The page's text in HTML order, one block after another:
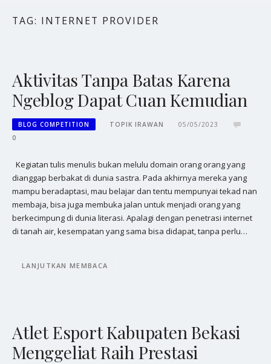
TAG: INTERNET PROVIDER
Aktivitas Tanpa Batas Karena
Ngeblog Dapat Cuan Kemudian
BLOG COMPETITION TOPIK IRAWAN
05/05/2023
0
Kegiatan tulis menulis bukan melulu domain orang orang yang
dianggap berbakat di dunia sastra. Pada akhirnya mereka yang
mampu beradaptasi, mau belajar dan tentu mempunyai tekad nan
membaja, bisa juga membuka jalan untuk menjadi orang yang
berkecimpung di dunia literasi. Apalagi dengan penetrasi internet
di tanah air, kesempatan yang sama bisa didapat, tanpa perlu…
LANJUTKAN MEMBACA
Atlet Esport Kabupaten Bekasi
Menggeliat Raih Prestasi